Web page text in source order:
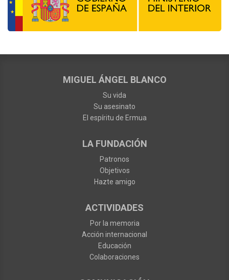
MIGUEL ÁNGEL BLANCO
Su vida
Su asesinato
El espíritu de Ermua
LA FUNDACIÓN
Patronos
Objetivos
Hazte amigo
ACTIVIDADES
Por la memoria
Acción internacional
Educación
Colaboraciones